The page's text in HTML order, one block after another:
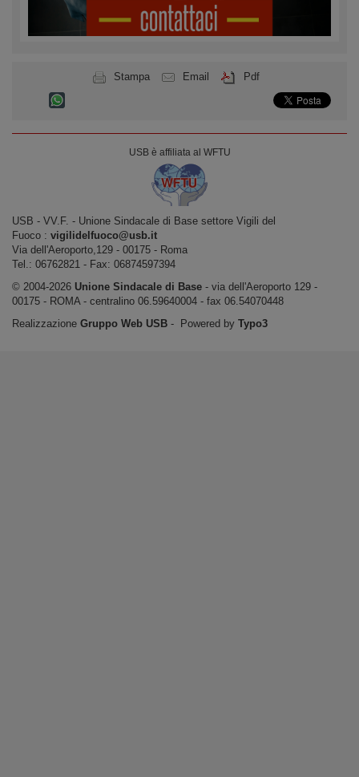
Stampa Email Pdf
USB è affiliata al WFTU
USB ‐ VV.F. - Unione Sindacale di Base settore Vigili del
Fuoco : vigilidelfuoco@usb.it
Via dell'Aeroporto,129 ‐ 00175 ‐ Roma
Tel.: 06762821 ‐ Fax: 06874597394
© 2004-2026 Unione Sindacale di Base ‐ via dell'Aeroporto 129 -
00175 - ROMA - centralino 06.59640004 - fax 06.54070448
Realizzazione Gruppo Web USB ‐ Powered by Typo3